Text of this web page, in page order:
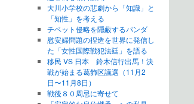
大川小学校の悲劇から「知識」と
「知性」を考える
チベット侵略を隠蔽するパンダ
慰安婦問題の捏造を世界に発信し
た「女性国際戦犯法廷」を語る
移民 VS 日本 鈴木信行出馬！決
戦が始まる葛飾区議選（11月2
日〜11月8日）
戦後８０周忌に寄せて